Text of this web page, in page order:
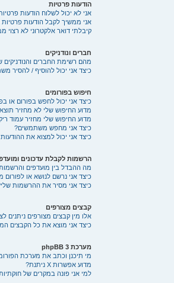
הודעות פרטיות
אני לא יכול לשלוח הודעות
אני ממשיך לקבל הודעות פרטיות
קיבלתי דואר אלקטרוני לא
חברים ונודניקים
מהם רשימת החברים והנודניקים
כיצד אני יכול להוסיף / להסיר
חיפוש בפורומים
כיצד אני יכול לחפש בפורום או
מדוע החיפוש שלי לא מחזיר
מדוע החיפוש שלי מחזיר עמוד
כיצד אני מחפש משתמשים?
כיצד אני יכול למצוא את
הרשמות לקבלת עדכונים
מה ההבדל בין מועדפים
כיצד אני נרשם לנושא או לפורום
כיצד אני מסיר את ההרשמות
קבצים מצורפים
אלו מין קבצים מצורפים ניתנים
כיצד אני מוצא את כל הקבצים
מערכת phpBB 3
מי תיכנן וכתב את מערכת
מדוע אפשרות X ניתנת?
למי אני פונה במקרים של